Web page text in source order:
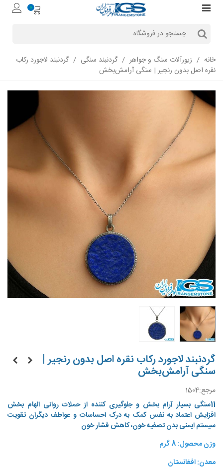
0
خانه / زیورآلات سنگ و جواهر / گردنبند سنگی / گردنبند لاجورد رکاب
نقره اصل بدون رنجیر | سنگی آرامش‌بخش
گردنبند لاجورد رکاب نقره اصل بدون رنجیر |
سنگی آرامش‌بخش
مرجع:1504
11سنگی بسیار آرام بخش و جلوگیری کننده از حملات روانی الهام بخش
افزایش اعتماد به نفس کمک به درک احساسات و عواطف دیگران تقویت
سیستم ایمنی بدن تصفیه خون، کاهش فشار خون
وزن محصول: 8 گرم
معدن: افغانستان